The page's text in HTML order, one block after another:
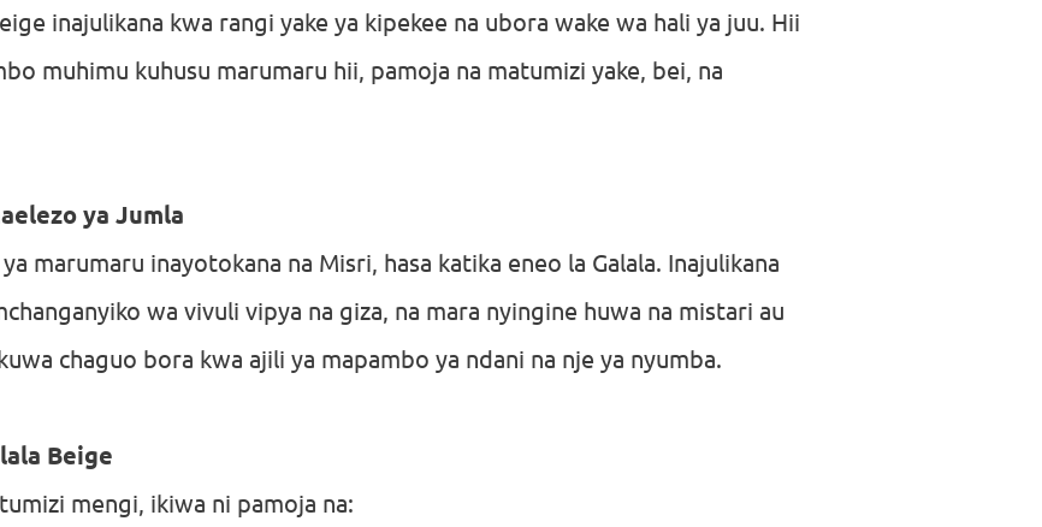
inajulikana kwa rangi yake ya kipekee na ubora wake wa hali ya juu. Hii
muhimu kuhusu marumaru hii, pamoja na matumizi yake, bei, na
ya Jumla
marumaru inayotokana na Misri, hasa katika eneo la Galala. Inajulikana
wa vivuli vipya na giza, na mara nyingine huwa na mistari au
chaguo bora kwa ajili ya mapambo ya ndani na nje ya nyumba.
Beige
mengi, ikiwa ni pamoja na: